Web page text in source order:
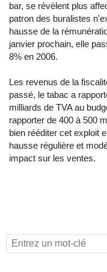
bar, se révèlent plus
patron des buralistes
hausse de la
janvier prochain, elle
8% en 2006.
Les revenus de la
passé, le tabac a
milliards de TVA au
rapporter de 400 à 500
bien rééditer cet exploit
hausse régulière et
impact sur les ventes.